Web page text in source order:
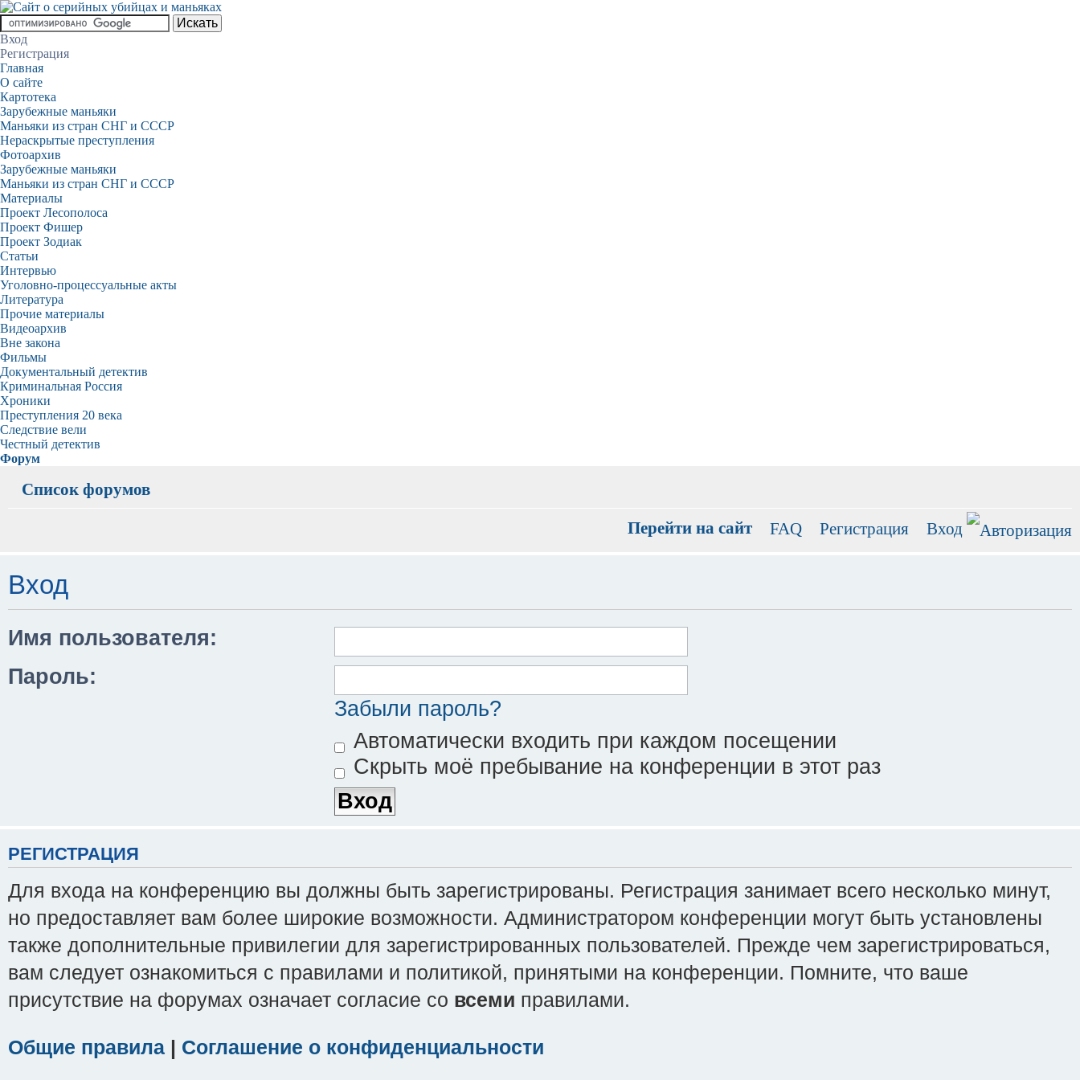
Вход
Регистрация
Главная
О сайте
Картотека
Зарубежные маньяки
Маньяки из стран СНГ и СССР
Нераскрытые преступления
Фотоархив
Зарубежные маньяки
Маньяки из стран СНГ и СССР
Материалы
Проект Лесополоса
Проект Фишер
Проект Зодиак
Статьи
Интервью
Уголовно-процессуальные акты
Литература
Прочие материалы
Видеоархив
Вне закона
Фильмы
Документальный детектив
Криминальная Россия
Хроники
Преступления 20 века
Следствие вели
Честный детектив
Форум
Список форумов
Перейти на сайт FAQ Регистрация Вход
Вход
Имя пользователя:
Пароль:
Забыли пароль?
Автоматически входить при каждом посещении
Скрыть моё пребывание на конференции в этот раз
РЕГИСТРАЦИЯ
Для входа на конференцию вы должны быть зарегистрированы. Регистрация занимает всего несколько минут,
но предоставляет вам более широкие возможности. Администратором конференции могут быть установлены
также дополнительные привилегии для зарегистрированных пользователей. Прежде чем зарегистрироваться,
вам следует ознакомиться с правилами и политикой, принятыми на конференции. Помните, что ваше
присутствие на форумах означает согласие со всеми правилами.
Общие правила | Соглашение о конфиденциальности